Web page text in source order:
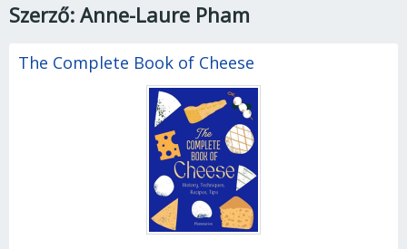
Szerző: Anne-Laure Pham
The Complete Book of Cheese